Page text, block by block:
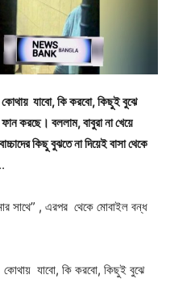
যাবো, কি করবো, কিছুই বুঝে
করছে। বললাম, বাবুরা না খেয়ে
বাচ্চাদের কিছু বুঝতে না দিয়েই বাসা থেকে
সাথে” , এরপর থেকে মোবাইল বন্ধ
যাবো, কি করবো, কিছুই বুঝে